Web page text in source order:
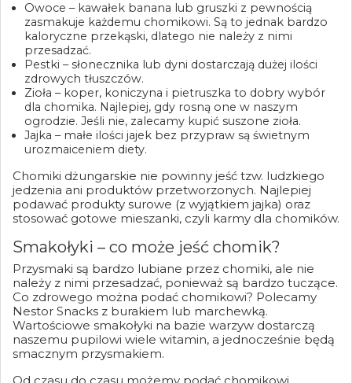
Owoce – kawałek banana lub gruszki z pewnością
zasmakuje każdemu chomikowi. Są to jednak bardzo
kaloryczne przekąski, dlatego nie należy z nimi
przesadzać.
Pestki – słonecznika lub dyni dostarczają dużej ilości
zdrowych tłuszczów.
Zioła – koper, koniczyna i pietruszka to dobry wybór
dla chomika. Najlepiej, gdy rosną one w naszym
ogrodzie. Jeśli nie, zalecamy kupić suszone zioła.
Jajka – małe ilości jajek bez przypraw są świetnym
urozmaiceniem diety.
Chomiki dżungarskie nie powinny jeść tzw. ludzkiego
jedzenia ani produktów przetworzonych. Najlepiej
podawać produkty surowe (z wyjątkiem jajka) oraz
stosować gotowe mieszanki, czyli karmy dla chomików.
Smakołyki – co może jeść chomik?
Przysmaki są bardzo lubiane przez chomiki, ale nie
należy z nimi przesadzać, ponieważ są bardzo tuczące.
Co zdrowego można podać chomikowi? Polecamy
Nestor Snacks z burakiem lub marchewką.
Wartościowe smakołyki na bazie warzyw dostarczą
naszemu pupilowi wiele witamin, a jednocześnie będą
smacznym przysmakiem.